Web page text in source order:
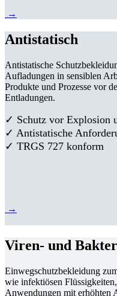
→
Antistatisch
Antistatische
Aufladungen in sensiblen
Produkte und Prozesse vor
Entladungen.
✓ Schutz vor Explosion
✓ Antistatische
✓ TRGS 727 konform
→
Viren- und
Einwegschutzbekleidung
wie infektiösen
Anwendungen mit erhöhten